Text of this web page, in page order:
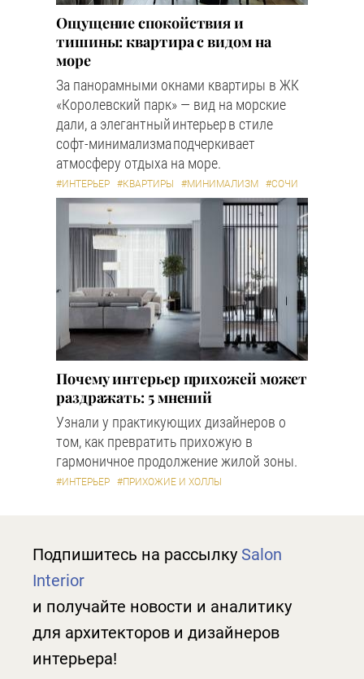
Ощущение спокойствия и
тишины: квартира с видом на
море
За панорамными окнами квартиры в ЖК
«Королевский парк» — вид на морские
дали, а элегантный интерьер в стиле
софт-минимализма подчеркивает
атмосферу отдыха на море.
#ИНТЕРЬЕР #КВАРТИРЫ #МИНИМАЛИЗМ #СОЧИ
Почему интерьер прихожей может
раздражать: 5 мнений
Узнали у практикующих дизайнеров о
том, как превратить прихожую в
гармоничное продолжение жилой зоны.
#ИНТЕРЬЕР #ПРИХОЖИЕ И ХОЛЛЫ
Подпишитесь на рассылку Salon
Interior
и получайте новости и аналитику
для архитекторов и дизайнеров
интерьера!